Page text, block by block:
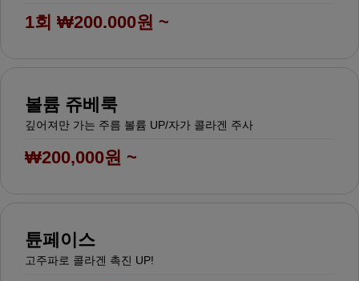
1회 ₩200.000원 ~
볼륨 쥬베룩
깊어져만 가는 주름 볼륨 UP/자가 콜라겐 주사
₩200,000원 ~
튠페이스
고주파로 콜라겐 촉진 UP!